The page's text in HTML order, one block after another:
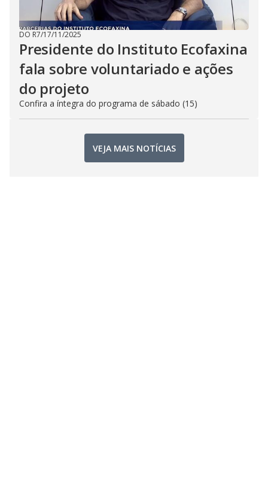
DO R7/17/11/2025
Presidente do Instituto Ecofaxina
fala sobre voluntariado e ações
do projeto
Confira a íntegra do programa de sábado (15)
VEJA MAIS NOTÍCIAS